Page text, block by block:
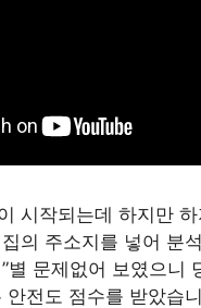
시작되는데 하지만
의 주소지를 넣어 분
별 문제없어 보였으니
전도 점수를 받았습